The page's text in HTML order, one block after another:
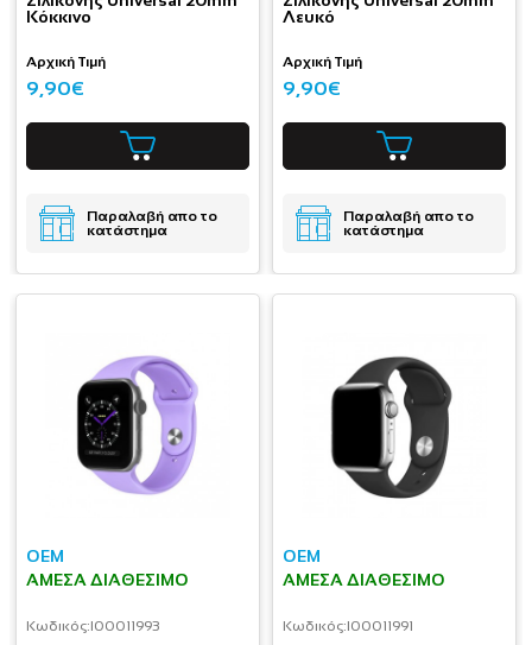
Κόκκινο
Αρχική Τιμή
9,90€
Παραλαβή απο το
κατάστημα
Λευκό
Αρχική Τιμή
9,90€
Παραλαβή απο το
κατάστημα
OEM
ΆΜΕΣΑ ΔΙΑΘΈΣΙΜΟ
Κωδικός:I00011993
OEM
ΆΜΕΣΑ ΔΙΑΘΈΣΙΜΟ
Κωδικός:I00011991